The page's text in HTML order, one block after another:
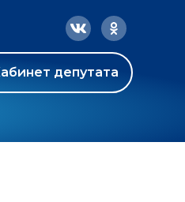
депутата